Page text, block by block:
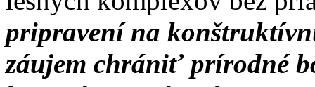
pripravení na
záujem chrániť prírodné